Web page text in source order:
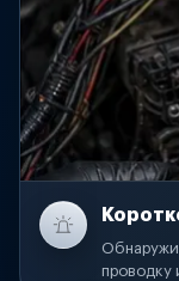
проводку